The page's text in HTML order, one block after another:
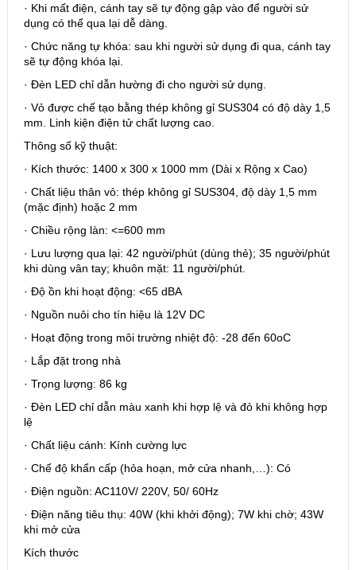
· Khi mất điện, cánh tay sẽ tự động gập vào để người sử
dụng có thể qua lại dễ dàng.
· Chức năng tự khóa: sau khi người sử dụng đi qua, cánh tay
sẽ tự động khóa lại.
· Đèn LED chỉ dẫn hường đi cho người sử dụng.
· Vỏ được chế tạo bằng thép không gỉ SUS304 có độ dày 1,5
mm. Linh kiện điện tử chất lượng cao.
Thông số kỹ thuật:
· Kích thước: 1400 x 300 x 1000 mm (Dài x Rộng x Cao)
· Chất liệu thân vỏ: thép không gỉ SUS304, độ dày 1,5 mm
(mặc định) hoặc 2 mm
· Chiều rộng làn: <=600 mm
· Lưu lượng qua lại: 42 người/phút (dùng thẻ); 35 người/phút
khi dùng vân tay; khuôn mặt: 11 người/phút.
· Độ ồn khi hoạt động: <65 dBA
· Nguồn nuôi cho tín hiệu là 12V DC
· Hoạt động trong môi trường nhiệt độ: -28 đến 60oC
· Lắp đặt trong nhà
· Trọng lượng: 86 kg
· Đèn LED chỉ dẫn màu xanh khi hợp lệ và đỏ khi không hợp
lệ
· Chất liệu cánh: Kính cường lực
· Chế độ khẩn cấp (hỏa hoạn, mở cửa nhanh,…): Có
· Điện nguồn: AC110V/ 220V, 50/ 60Hz
· Điện năng tiêu thụ: 40W (khi khởi động); 7W khi chờ; 43W
khi mở cửa
Kích thước